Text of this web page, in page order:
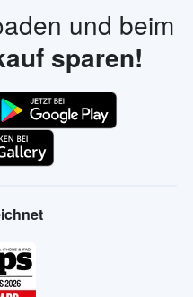
und beim
sparen!